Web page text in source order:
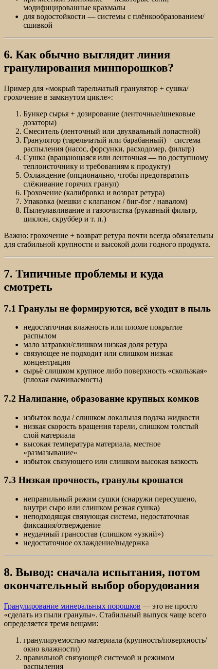
модифицированные крахмалы
для водостойкости — системы с плёнкообразованием/
сшивкой
6. Как обычно выглядит линия
гранулирования минпорошков?
Пример для «мокрый тарельчатый гранулятор + сушка/
грохочение в замкнутом цикле»:
Бункер сырья + дозирование (ленточные/шнековые
дозаторы)
Смеситель (ленточный или двухвальный лопастной)
Гранулятор (тарельчатый или барабанный) + система
распыления (насос, форсунки, расходомер, фильтр)
Сушка (вращающаяся или ленточная — по доступному
теплоисточнику и требованиям к продукту)
Охлаждение (опционально, чтобы предотвратить
слёживание горячих гранул)
Грохочение (калибровка и возврат ретура)
Упаковка (мешки с клапаном / биг-бэг / навалом)
Пылеулавливание и газоочистка (рукавный фильтр,
циклон, скруббер и т. п.)
Важно: грохочение + возврат ретура почти всегда обязательны
для стабильной крупности и высокой доли годного продукта.
7. Типичные проблемы и куда
смотреть
7.1 Гранулы не формируются, всё уходит в пыль
недостаточная влажность или плохое покрытие
распылом
мало затравки/слишком низкая доля ретура
связующее не подходит или слишком низкая
концентрация
сырьё слишком крупное либо поверхность «скользкая»
(плохая смачиваемость)
7.2 Налипание, образование крупных комков
избыток воды / слишком локальная подача жидкости
низкая скорость вращения тарели, слишком толстый
слой материала
высокая температура материала, местное
«размазывание»
избыток связующего или слишком высокая вязкость
7.3 Низкая прочность, гранулы крошатся
неправильный режим сушки (снаружи пересушено,
внутри сыро или слишком резкая сушка)
неподходящая связующая система, недостаточная
фиксация/отверждение
неудачный грансостав (слишком «узкий»)
недостаточное охлаждение/выдержка
8. Вывод: сначала испытания, потом
окончательный выбор оборудования
Гранулирование минеральных порошков — это не просто
«сделать из пыли гранулы». Стабильный выпуск чаще всего
определяется тремя вещами:
гранулируемостью материала (крупность/поверхность/
окно влажности)
правильной связующей системой и режимом
распыления